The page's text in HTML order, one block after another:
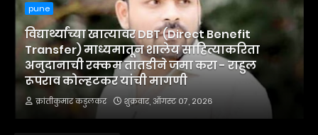
pune
विद्यार्थ्यांच्या खात्यावर DBT (Direct Benefit
Transfer) माध्यमातून शालेय साहित्याकरिता
अनुदानाची रक्कम तातडीने जमा करा - राहुल
रूपराव कोल्हटकर यांची मागणी
क्रांतीकुमार कडुलकर शुक्रवार, ऑगस्ट ०७, २०२६